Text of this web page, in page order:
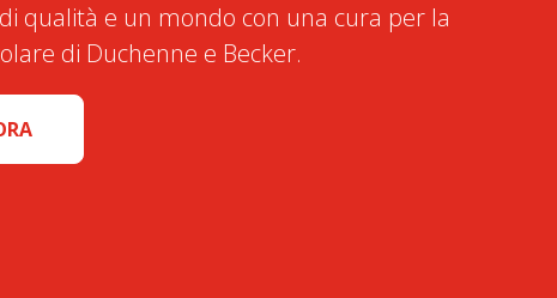
qualità e un mondo con una cura per la
di Duchenne e Becker.